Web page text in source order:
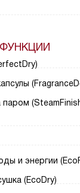
и энергии
(EcoDry)